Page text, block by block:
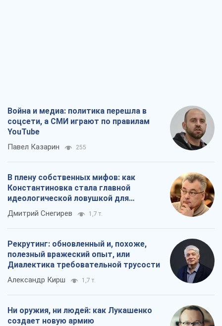
Война и медиа: политика перешла в
соцсети, а СМИ играют по правилам
YouTube
Павел Казарин 255
В плену собственных мифов: как
Константиновка стала главной
идеологической ловушкой для
российских оккупантов
Дмитрий Снегирев 1,7 т.
Рекрутинг: обновленный и, похоже,
полезный вражеский опыт, или
Диалектика требовательной трусости
Александр Кирш 1,7 т.
Ни оружия, ни людей: как Лукашенко
создает новую армию